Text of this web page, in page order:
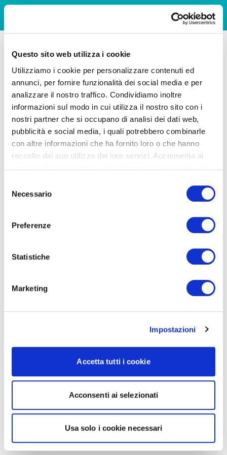
Questo sito web utilizza i cookie
Utilizziamo i cookie per personalizzare contenuti ed
annunci, per fornire funzionalità dei social media e per
analizzare il nostro traffico. Condividiamo inoltre
informazioni sul modo in cui utilizza il nostro sito con i
nostri partner che si occupano di analisi dei dati web,
pubblicità e social media, i quali potrebbero combinarle
con altre informazioni che ha fornito loro o che hanno
raccolto dal suo utilizzo dei loro servizi. Acconsenta ai
delNecessario
Preferenze
Statistiche
Marketing
Impostazioni
Accetta tutti i cookie
Acconsenti ai selezionati
Usa solo i cookie necessari